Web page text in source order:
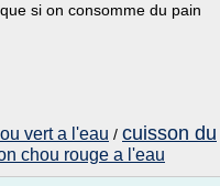
si on consomme du pain
vert a l'eau / cuisson du
chou rouge a l'eau